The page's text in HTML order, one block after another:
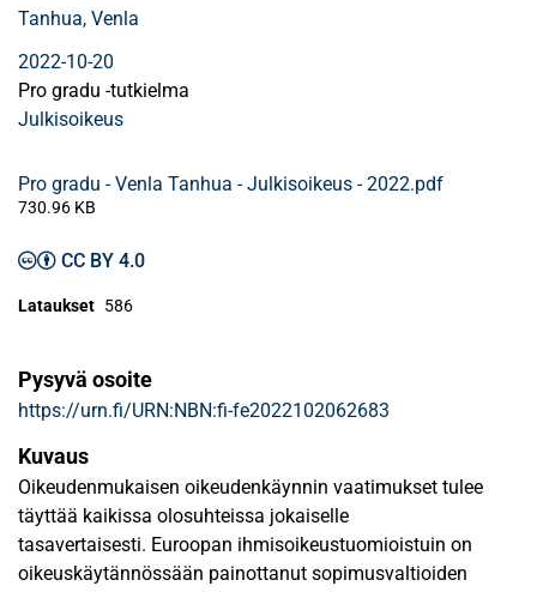
Tanhua, Venla
2022-10-20
Pro gradu -tutkielma
Julkisoikeus
Pro gradu - Venla Tanhua - Julkisoikeus - 2022.pdf
730.96 KB
CC BY 4.0
Lataukset 586
Pysyvä osoite
https://urn.fi/URN:NBN:fi-fe2022102062683
Kuvaus
Oikeudenmukaisen oikeudenkäynnin vaatimukset tulee
täyttää kaikissa olosuhteissa jokaiselle
tasavertaisesti. Euroopan ihmisoikeustuomioistuin on
oikeuskäytännössään painottanut sopimusvaltioiden